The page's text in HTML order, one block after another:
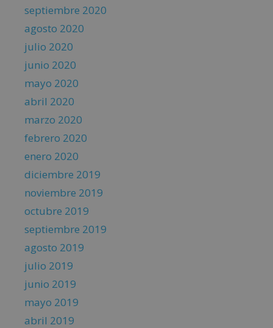
septiembre 2020
agosto 2020
julio 2020
junio 2020
mayo 2020
abril 2020
marzo 2020
febrero 2020
enero 2020
diciembre 2019
noviembre 2019
octubre 2019
septiembre 2019
agosto 2019
julio 2019
junio 2019
mayo 2019
abril 2019